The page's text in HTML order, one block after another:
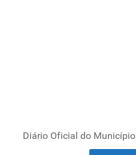
Diário Oficial do